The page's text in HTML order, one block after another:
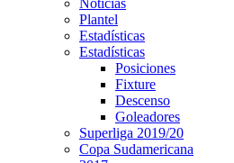
Noticias
Plantel
Estadísticas
Estadísticas
Posiciones
Fixture
Descenso
Goleadores
Superliga 2019/20
Copa Sudamericana